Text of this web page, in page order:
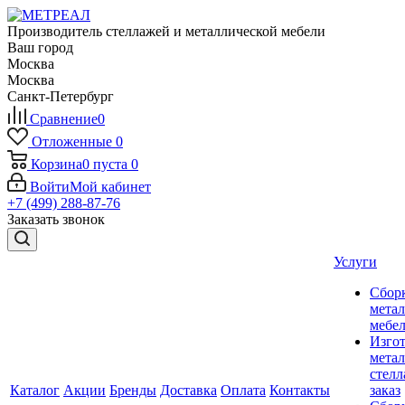
Производитель стеллажей и металлической мебели
Ваш город
Москва
Москва
Санкт-Петербург
Сравнение0
Отложенные 0
Корзина0 пуста 0
ВойтиМой кабинет
+7 (499) 288-87-76
Заказать звонок
Каталог Акции Бренды Доставка Оплата Контакты
Услуги
заказ